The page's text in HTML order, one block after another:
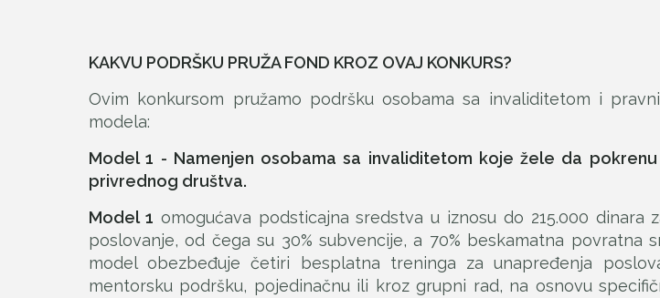
KAKVU PODRŠKU PRUŽA FOND KROZ OVAJ KONKURS?
Ovim konkursom pružamo podršku osobama sa invaliditetom i
modela:
Model 1 - Namenjen osobama sa invaliditetom koje žele da
privrednog društva.
Model 1 omogućava podsticajna sredstva u iznosu do 215.000
poslovanje, od čega su 30% subvencije, a 70% beskamatna
model obezbeđuje četiri besplatna treninga za unapređenja
mentorsku podršku, pojedinačnu ili kroz grupni rad, na osnovu